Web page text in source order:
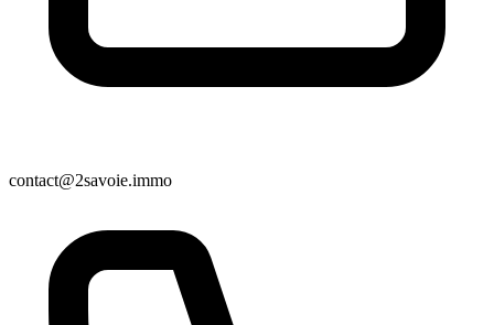
contact@2savoie.immo